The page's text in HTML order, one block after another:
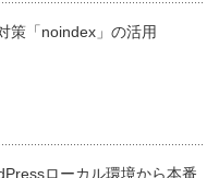
策「noindex」の活用
ローカル環境から本番